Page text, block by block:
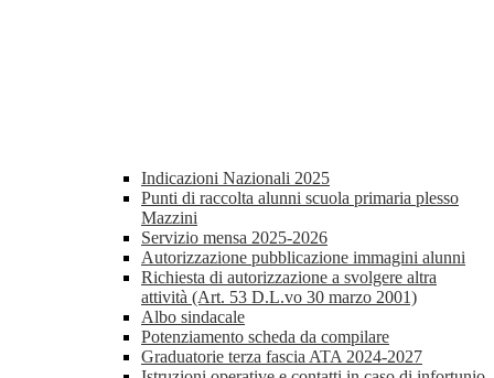
Indicazioni Nazionali 2025
Punti di raccolta alunni scuola primaria plesso
Mazzini
Servizio mensa 2025-2026
Autorizzazione pubblicazione immagini alunni
Richiesta di autorizzazione a svolgere altra
attività (Art. 53 D.L.vo 30 marzo 2001)
Albo sindacale
Potenziamento scheda da compilare
Graduatorie terza fascia ATA 2024-2027